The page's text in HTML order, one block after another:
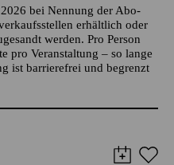
die Künstler*innen des
erleben.
bei Nennung der Abo-
erhältlich oder
werden. Pro Person